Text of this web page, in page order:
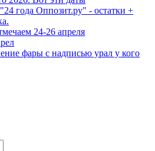
года Оппозит.ру" - остатки +
24-26 апреля
фары с надписью урал у кого